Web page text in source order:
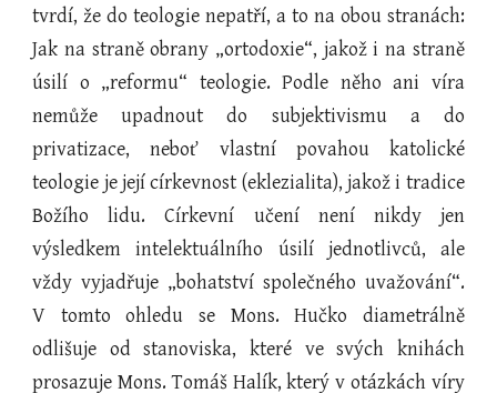
tvrdí, že do teologie nepatří, a to na obou stranách:
Jak na straně obrany „ortodoxie“, jakož i na straně
úsilí o „reformu“ teologie. Podle něho ani víra
nemůže upadnout do subjektivismu a do
privatizace, neboť vlastní povahou katolické
teologie je její církevnost (eklezialita), jakož i tradice
Božího lidu. Církevní učení není nikdy jen
výsledkem intelektuálního úsilí jednotlivců, ale
vždy vyjadřuje „bohatství společného uvažování“.
V tomto ohledu se Mons. Hučko diametrálně
odlišuje od stanoviska, které ve svých knihách
prosazuje Mons. Tomáš Halík, který v otázkách víry